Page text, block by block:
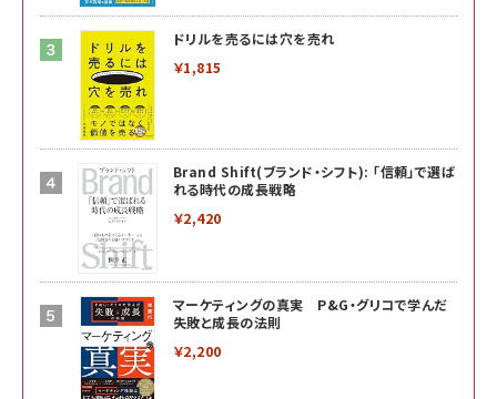
ドリルを売るには穴を売れ
￥1,815
Brand Shift(ブランド・シフト): 「信頼」で選ば
れる時代の成長戦略
￥2,420
マーケティングの真実 P&G・グリコで学んだ
失敗と成長の法則
￥2,200